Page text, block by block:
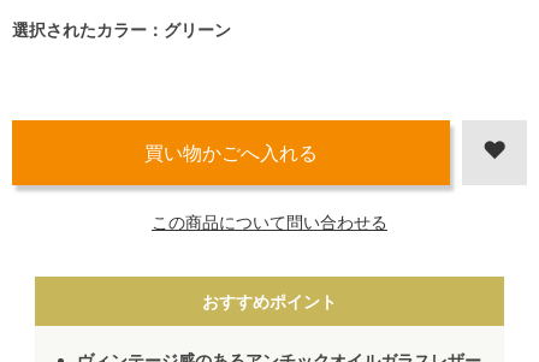
選択されたカラー：グリーン
この商品について問い合わせる
おすすめポイント